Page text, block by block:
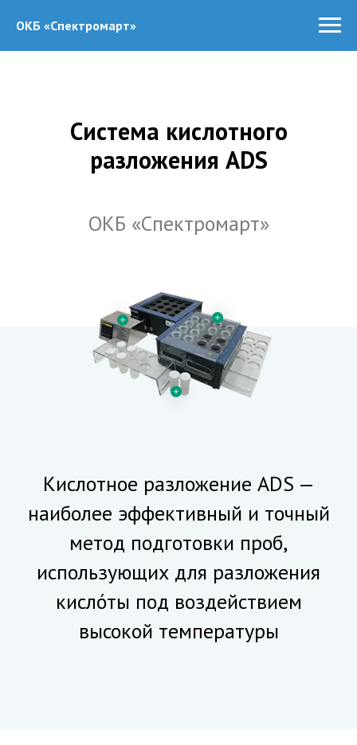
ОКБ «Спектромарт»
Система кислотного
разложения ADS
ОКБ «Спектромарт»
Кислотное разложение ADS —
наиболее эффективный и точный
метод подготовки проб,
использующих для разложения
кисло́ты под воздействием
высокой температуры